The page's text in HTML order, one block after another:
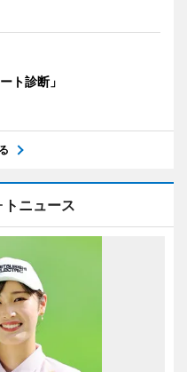
ト診断」
トニュース